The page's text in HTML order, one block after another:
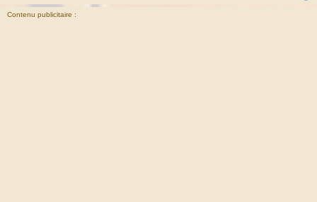
Contenu publicitaire :